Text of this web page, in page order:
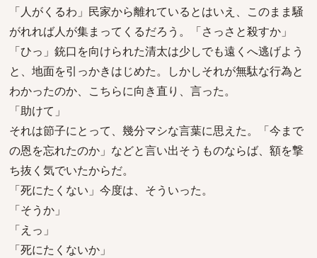
「人がくるわ」民家から離れているとはいえ、このまま騒
がれれば人が集まってくるだろう。「さっさと殺すか」
「ひっ」銃口を向けられた清太は少しでも遠くへ逃げよう
と、地面を引っかきはじめた。しかしそれが無駄な行為と
わかったのか、こちらに向き直り、言った。
「助けて」
それは節子にとって、幾分マシな言葉に思えた。「今まで
の恩を忘れたのか」などと言い出そうものならば、額を撃
ち抜く気でいたからだ。
「死にたくない」今度は、そういった。
「そうか」
「えっ」
「死にたくないか」